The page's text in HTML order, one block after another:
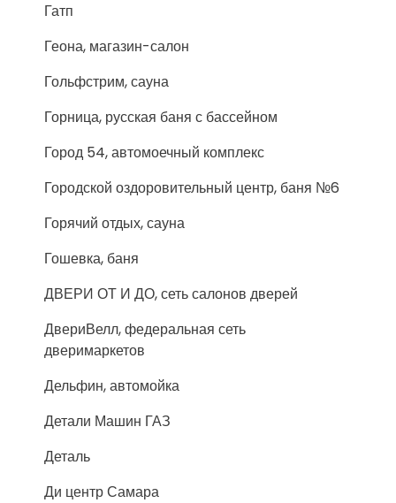
Гатп
Геона, магазин-салон
Гольфстрим, сауна
Горница, русская баня с бассейном
Город 54, автомоечный комплекс
Городской оздоровительный центр, баня №6
Горячий отдых, сауна
Гошевка, баня
ДВЕРИ ОТ И ДО, сеть салонов дверей
ДвериВелл, федеральная сеть
дверимаркетов
Дельфин, автомойка
Детали Машин ГАЗ
Деталь
Ди центр Самара